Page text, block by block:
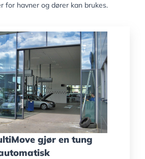
for havner og dører kan brukes.
gjør en tung